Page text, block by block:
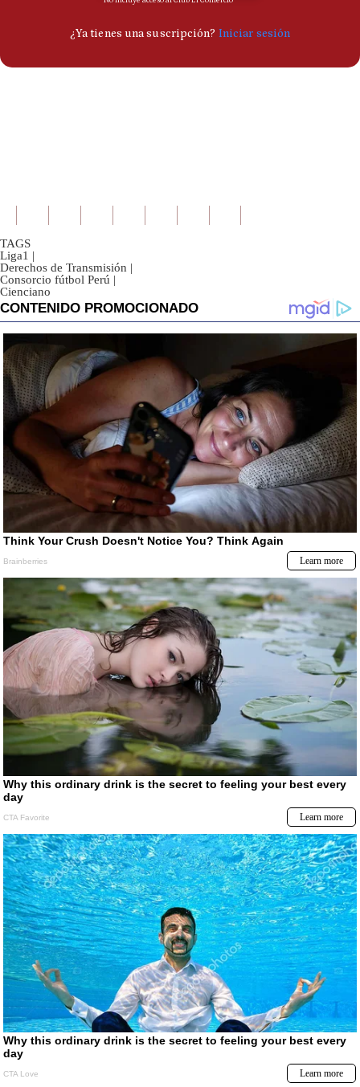
TAGS
Liga1 |
Derechos de Transmisión |
Consorcio fútbol Perú |
Cienciano